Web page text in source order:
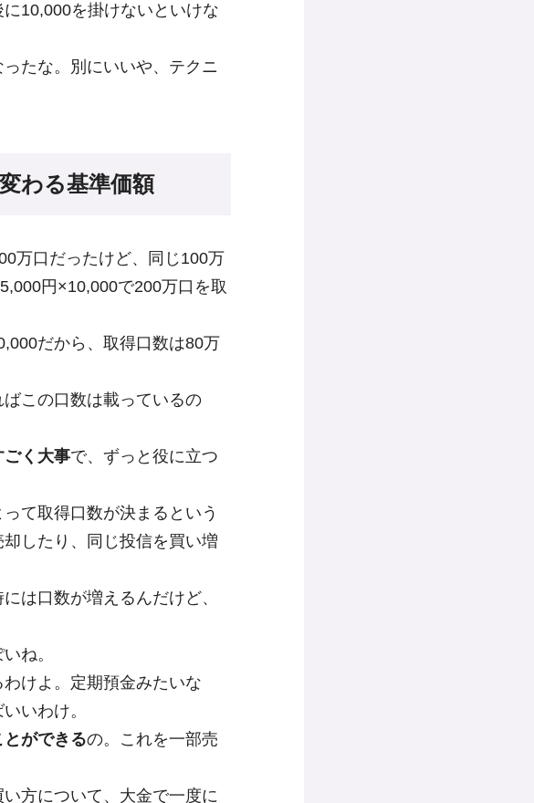
10,000を掛けないといけな
たな。別にいいや、テクニ
わる基準価額
万口だったけど、同じ100万
円×10,000で200万口を取
だから、取得口数は80万
この口数は載っているの
ごく大事で、ずっと役に立つ
て取得口数が決まるという
したり、同じ投信を買い増
は口数が増えるんだけど、
ね。
けよ。定期預金みたいな
いわけ。
ができるの。これを一部売
方について、大金で一度に